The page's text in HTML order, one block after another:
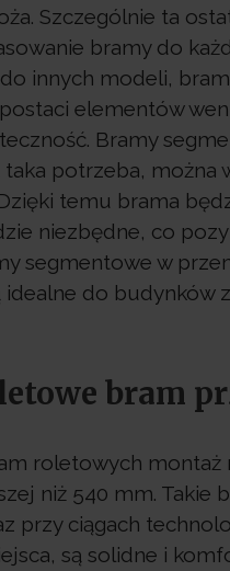
Szczególnie ta
bramy do
innych modeli,
elementów
Bramy
potrzeba, można
temu brama
niezbędne, co
segmentowe w
idealne do budynków
bram
roletowych montaż
niż 540 mm. Takie
przy ciągach
są solidne i